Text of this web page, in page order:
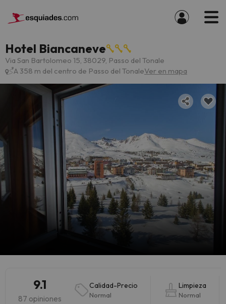
Hotel Biancaneve
Via San Bartolomeo 15, 38029, Passo del Tonale
A 358 m del centro de Passo del TonaleVer en mapa
9.1
87 opiniones
Calidad-Precio
Normal
Limpieza
Normal